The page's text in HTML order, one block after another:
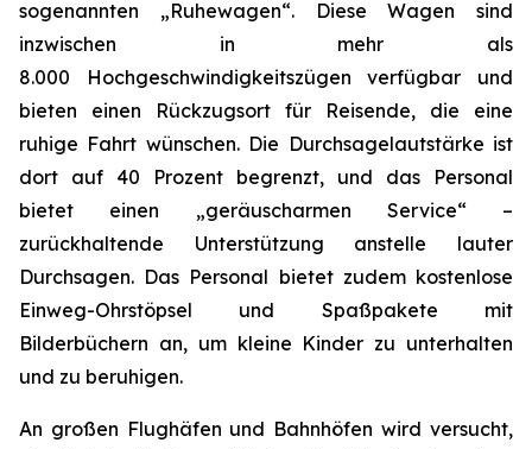
sogenannten „Ruhewagen“. Diese Wagen sind
inzwischen in mehr als
8.000 Hochgeschwindigkeitszügen verfügbar und
bieten einen Rückzugsort für Reisende, die eine
ruhige Fahrt wünschen. Die Durchsagelautstärke ist
dort auf 40 Prozent begrenzt, und das Personal
bietet einen „geräuscharmen Service“ –
zurückhaltende Unterstützung anstelle lauter
Durchsagen. Das Personal bietet zudem kostenlose
Einweg-Ohrstöpsel und Spaßpakete mit
Bilderbüchern an, um kleine Kinder zu unterhalten
und zu beruhigen.
An großen Flughäfen und Bahnhöfen wird versucht,